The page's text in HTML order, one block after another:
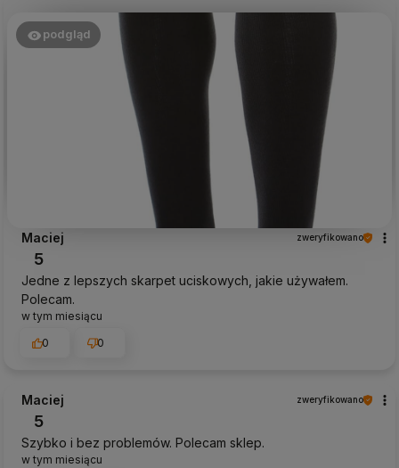
podgląd
Maciej zweryfikowano
5
Jedne z lepszych skarpet uciskowych, jakie używałem.
Polecam.
w tym miesiącu
0
0
Maciej zweryfikowano
5
Szybko i bez problemów. Polecam sklep.
w tym miesiącu